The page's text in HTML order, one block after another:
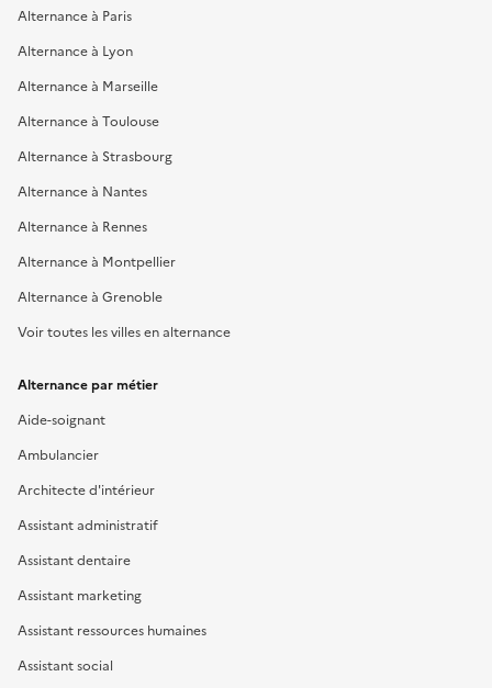
Alternance à Paris
Alternance à Lyon
Alternance à Marseille
Alternance à Toulouse
Alternance à Strasbourg
Alternance à Nantes
Alternance à Rennes
Alternance à Montpellier
Alternance à Grenoble
Voir toutes les villes en alternance
Alternance par métier
Aide-soignant
Ambulancier
Architecte d'intérieur
Assistant administratif
Assistant dentaire
Assistant marketing
Assistant ressources humaines
Assistant social